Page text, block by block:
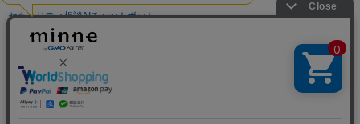
セキュリティ相談AIチャットボット
実在証明・盗聴対策
サイバー攻撃対策（GMO Flatt Security）
セキュリティ事業の軌跡